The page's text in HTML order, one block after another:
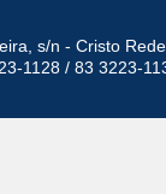
s/n - Cristo
1128 / 83 3223-